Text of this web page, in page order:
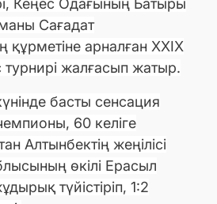
Сағадат
арналған XXIX
жалғасып жатыр.
басты сенсация
60 келіге
Алтынбектің жеңілісі
өкілі Ерасыл
түйістіріп, 1:2